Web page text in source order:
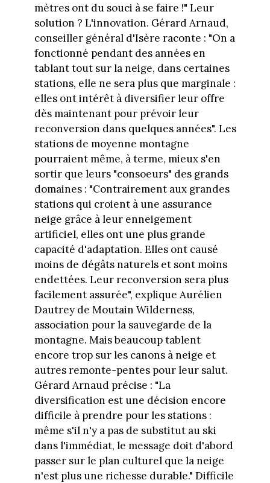
mètres ont du souci à se faire !" Leur
solution ? L'innovation. Gérard Arnaud,
conseiller général d'Isère raconte : "On a
fonctionné pendant des années en
tablant tout sur la neige, dans certaines
stations, elle ne sera plus que marginale :
elles ont intérêt à diversifier leur offre
dès maintenant pour prévoir leur
reconversion dans quelques années". Les
stations de moyenne montagne
pourraient même, à terme, mieux s'en
sortir que leurs "consoeurs" des grands
domaines : "Contrairement aux grandes
stations qui croient à une assurance
neige grâce à leur enneigement
artificiel, elles ont une plus grande
capacité d'adaptation. Elles ont causé
moins de dégâts naturels et sont moins
endettées. Leur reconversion sera plus
facilement assurée", explique Aurélien
Dautrey de Moutain Wilderness,
association pour la sauvegarde de la
montagne. Mais beaucoup tablent
encore trop sur les canons à neige et
autres remonte-pentes pour leur salut.
Gérard Arnaud précise : "La
diversification est une décision encore
difficile à prendre pour les stations :
même s'il n'y a pas de substitut au ski
dans l'immédiat, le message doit d'abord
passer sur le plan culturel que la neige
n'est plus une richesse durable." Difficile